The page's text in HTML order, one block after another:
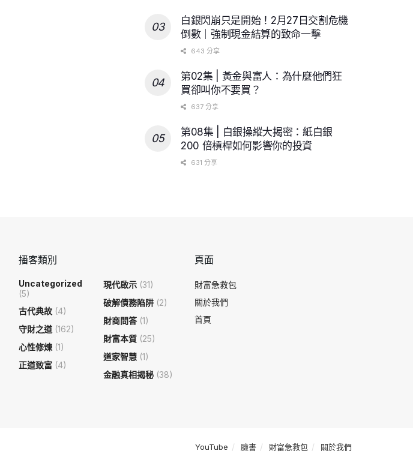
白銀閃崩只是開始！2月27日交割危機
倒數｜強制現金結算的致命一擊
643 分享
第02集 | 黃金與富人：為什麼他們狂
買卻叫你不要買？
637 分享
第08集 | 白銀操縱大揭密：紙白銀
200 倍槓桿如何影響你的投資
631 分享
播客類別
Uncategorized
(5)
古代典故 (4)
守財之道 (162)
心性修煉 (1)
正道致富 (4)
現代啟示 (31)
破解債務陷阱 (2)
財商問答(1)
財富本質 (25)
道家智慧 (1)
金融真相揭秘 (38)
頁面
財富急救包
關於我們
首頁
YouTube 臉書 財富急救包 關於我們